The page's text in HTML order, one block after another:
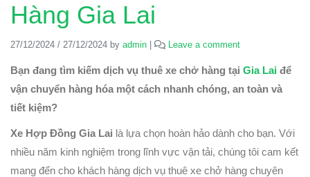
Hàng Gia Lai
27/12/2024 / 27/12/2024 by admin Leave a comment
Bạn đang tìm kiếm dịch vụ thuê xe chở hàng tại Gia Lai để
vận chuyển hàng hóa một cách nhanh chóng, an toàn và
tiết kiệm?
Xe Hợp Đồng Gia Lai là lựa chọn hoàn hảo dành cho bạn. Với
nhiều năm kinh nghiệm trong lĩnh vực vận tải, chúng tôi cam kết
mang đến cho khách hàng dịch vụ thuê xe chở hàng chuyên